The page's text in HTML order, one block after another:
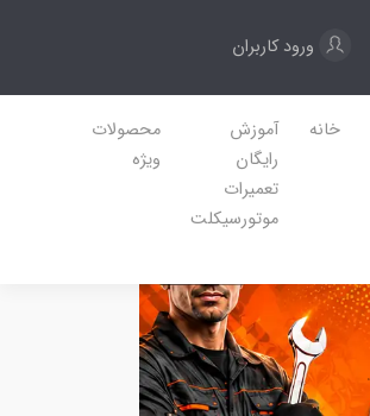
ورود کاربران
خانه
آموزش
رایگان
تعمیرات
موتورسیکلت
محصولات
ویژه